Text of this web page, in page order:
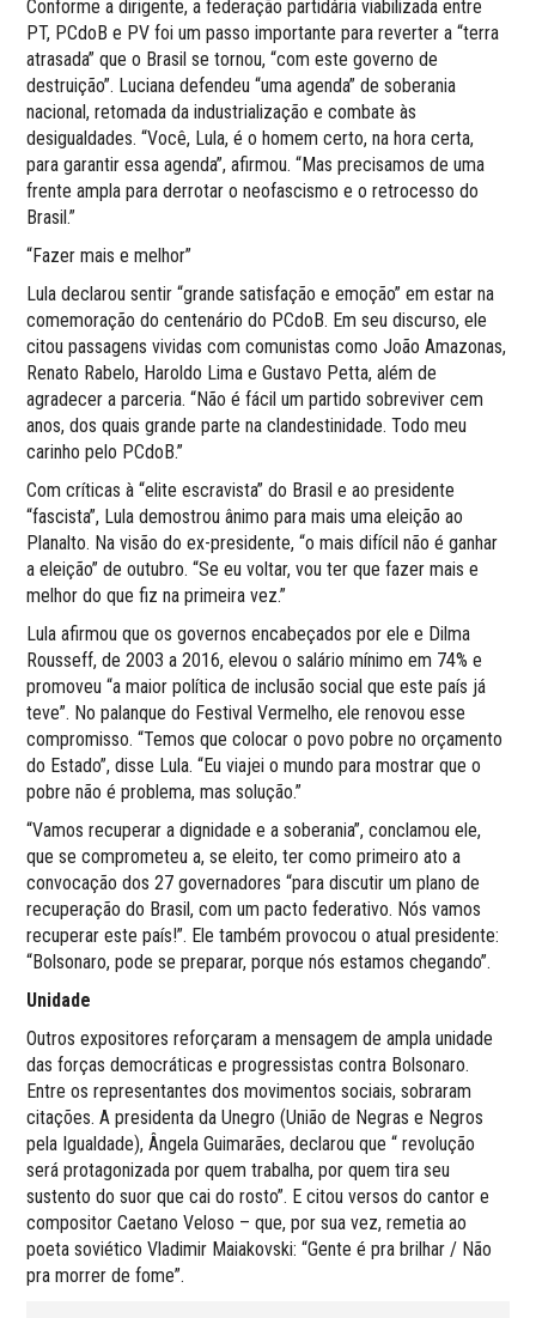
Conforme a dirigente, a federação partidária viabilizada entre
PT, PCdoB e PV foi um passo importante para reverter a “terra
atrasada” que o Brasil se tornou, “com este governo de
destruição”. Luciana defendeu “uma agenda” de soberania
nacional, retomada da industrialização e combate às
desigualdades. “Você, Lula, é o homem certo, na hora certa,
para garantir essa agenda”, afirmou. “Mas precisamos de uma
frente ampla para derrotar o neofascismo e o retrocesso do
Brasil.”
“Fazer mais e melhor”
Lula declarou sentir “grande satisfação e emoção” em estar na
comemoração do centenário do PCdoB. Em seu discurso, ele
citou passagens vividas com comunistas como João Amazonas,
Renato Rabelo, Haroldo Lima e Gustavo Petta, além de
agradecer a parceria. “Não é fácil um partido sobreviver cem
anos, dos quais grande parte na clandestinidade. Todo meu
carinho pelo PCdoB.”
Com críticas à “elite escravista” do Brasil e ao presidente
“fascista”, Lula demostrou ânimo para mais uma eleição ao
Planalto. Na visão do ex-presidente, “o mais difícil não é ganhar
a eleição” de outubro. “Se eu voltar, vou ter que fazer mais e
melhor do que fiz na primeira vez.”
Lula afirmou que os governos encabeçados por ele e Dilma
Rousseff, de 2003 a 2016, elevou o salário mínimo em 74% e
promoveu “a maior política de inclusão social que este país já
teve”. No palanque do Festival Vermelho, ele renovou esse
compromisso. “Temos que colocar o povo pobre no orçamento
do Estado”, disse Lula. “Eu viajei o mundo para mostrar que o
pobre não é problema, mas solução.”
“Vamos recuperar a dignidade e a soberania”, conclamou ele,
que se comprometeu a, se eleito, ter como primeiro ato a
convocação dos 27 governadores “para discutir um plano de
recuperação do Brasil, com um pacto federativo. Nós vamos
recuperar este país!”. Ele também provocou o atual presidente:
“Bolsonaro, pode se preparar, porque nós estamos chegando”.
Unidade
Outros expositores reforçaram a mensagem de ampla unidade
das forças democráticas e progressistas contra Bolsonaro.
Entre os representantes dos movimentos sociais, sobraram
citações. A presidenta da Unegro (União de Negras e Negros
pela Igualdade), Ângela Guimarães, declarou que “ revolução
será protagonizada por quem trabalha, por quem tira seu
sustento do suor que cai do rosto”. E citou versos do cantor e
compositor Caetano Veloso – que, por sua vez, remetia ao
poeta soviético Vladimir Maiakovski: “Gente é pra brilhar / Não
pra morrer de fome”.